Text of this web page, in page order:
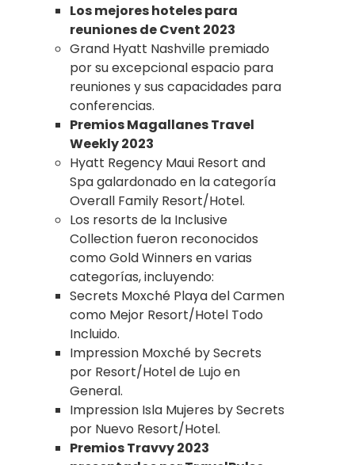
Los mejores hoteles para
reuniones de Cvent 2023
Grand Hyatt Nashville premiado
por su excepcional espacio para
reuniones y sus capacidades para
conferencias.
Premios Magallanes Travel
Weekly 2023
Hyatt Regency Maui Resort and
Spa galardonado en la categoría
Overall Family Resort/Hotel.
Los resorts de la Inclusive
Collection fueron reconocidos
como Gold Winners en varias
categorías, incluyendo:
Secrets Moxché Playa del Carmen
como Mejor Resort/Hotel Todo
Incluido.
Impression Moxché by Secrets
por Resort/Hotel de Lujo en
General.
Impression Isla Mujeres by Secrets
por Nuevo Resort/Hotel.
Premios Travvy 2023